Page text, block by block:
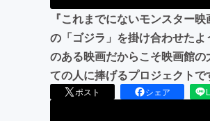
『これまでにないモンスター
の「ゴジラ」を掛け合わせた
のある映画だからこそ映画館
ての人に捧げるプロジェクトで
ポスト シェア